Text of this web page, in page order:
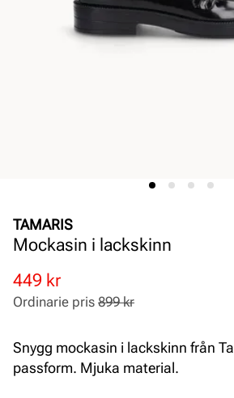
TAMARIS
Mockasin i lackskinn
Rabatterat
pris
449 kr
Ordinarie
pris
Ordinarie pris 899 kr
Snygg mockasin i lackskinn från
passform. Mjuka material.